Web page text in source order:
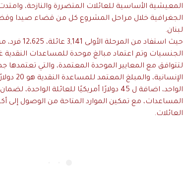
المعيشية الأساسية للعائلات المتضررة والنازحة،
الجغرافية خلال مراحل المشروع كل من قضاء صيدا
لبنان.
حيث استفاد من المرحلة
الجنسيات وتم اعتماد مبالغ موحدة للمساعدات
لتتوافق مع المعايير الموحدة المعتمدة، والتي تعتمدها
الإنسانية،
الواحد، اضافة ل 45 دولارًا أمريكيًا للعائلة
المساعدات، مع تمكين الموارد المتاحة من الوصول إلى
العائلات.